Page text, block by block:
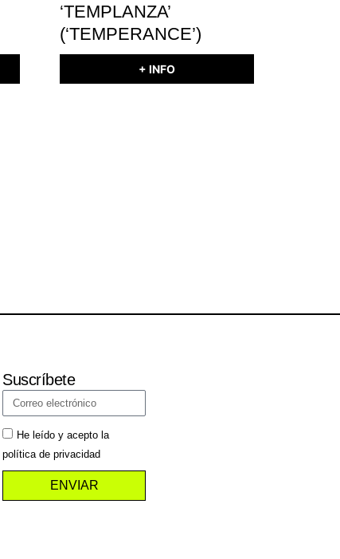
‘TEMPLANZA’
(‘TEMPERANCE’)
+ INFO
Suscríbete
He leído y acepto la
política de privacidad
ENVIAR